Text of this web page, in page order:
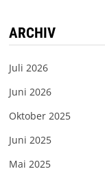
ARCHIV
Juli 2026
Juni 2026
Oktober 2025
Juni 2025
Mai 2025